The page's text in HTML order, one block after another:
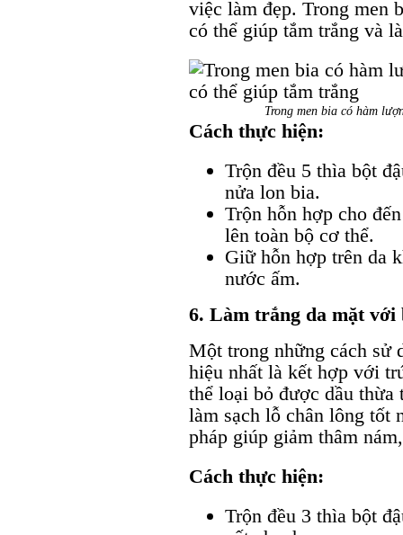
việc làm đẹp. Trong men
có thể giúp tắm trắng và
Trong men bia có hàm
Cách thực hiện:
Trộn đều 5 thìa bột
nửa lon bia.
Trộn hỗn hợp cho
lên toàn bộ cơ thể.
Giữ hỗn hợp trên da
nước ấm.
6. Làm trắng da mặt với
Một trong những cách sử
hiệu nhất là kết hợp với
thể loại bỏ được dầu thừa
làm sạch lỗ chân lông tốt
pháp giúp giảm thâm
Cách thực hiện:
Trộn đều 3 thìa bột